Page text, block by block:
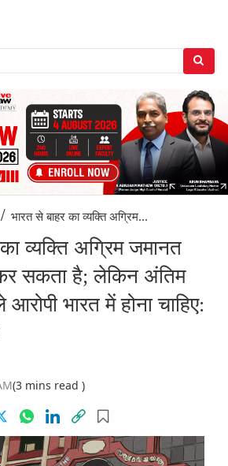
/ भारत से बाहर का व्यक्ति अग्रिम...
व्यक्ति अग्रिम जमानत
सकता है; लेकिन अंतिम
भारत में होना चाहिए:
(3 mins read )